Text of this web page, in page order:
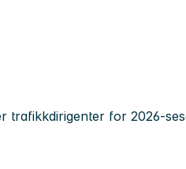
trafikkdirigenter for 2026-